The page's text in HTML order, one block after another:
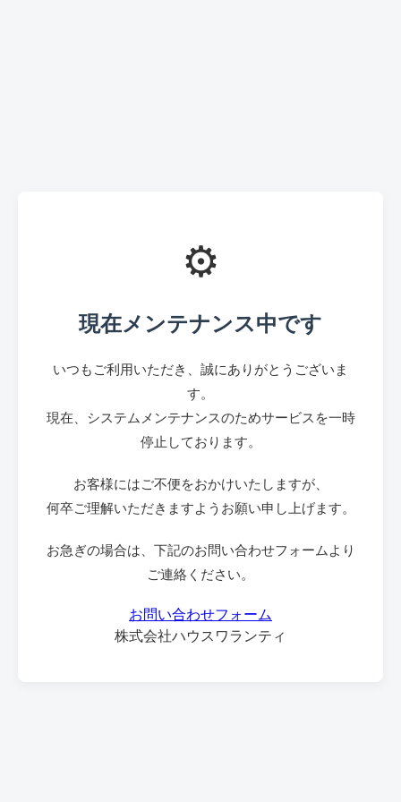
⚙️
現在メンテナンス中です
いつもご利用いただき、誠にありがとうございま
す。
現在、システムメンテナンスのためサービスを一時
停止しております。
お客様にはご不便をおかけいたしますが、
何卒ご理解いただきますようお願い申し上げます。
お急ぎの場合は、下記のお問い合わせフォームより
ご連絡ください。
お問い合わせフォーム
株式会社ハウスワランティ